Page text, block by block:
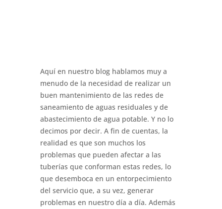
Aquí en nuestro blog hablamos muy a
menudo de la necesidad de realizar un
buen mantenimiento de las redes de
saneamiento de aguas residuales y de
abastecimiento de agua potable. Y no lo
decimos por decir. A fin de cuentas, la
realidad es que son muchos los
problemas que pueden afectar a las
tuberías que conforman estas redes, lo
que desemboca en un entorpecimiento
del servicio que, a su vez, generar
problemas en nuestro día a día. Además